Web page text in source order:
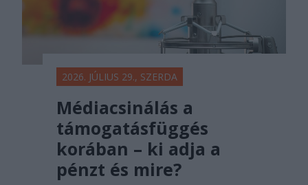
2026. JÚLIUS 29., SZERDA
Médiacsinálás a
támogatásfüggés
korában – ki adja a
pénzt és mire?